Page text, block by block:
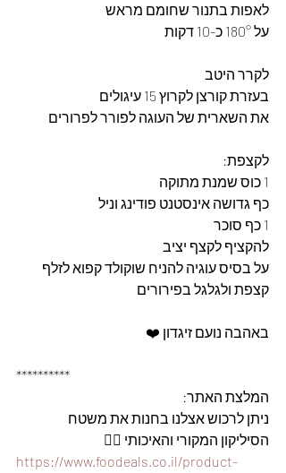
לאפות בתנור שחומם מראש
על 180° כ-10 דקות
לקרר היטב
בעזרת קורצן לקרוץ 15 עיגולים
את השארית של העוגה לפורר לפרורים
לקצפת:
1 כוס שמנת מתוקה
כף גדושה אינסטנט פודינג וניל
1 כף סוכר
להקציף לקצף יציב
על בסיס עוגיה להניח שוקולד קפוא לזלף
קצפת ולגלגל בפירורים
באהבה נועם זיגדון ❤️
**********
המלצת האתר:
ניתן לרכוש אצלנו בחנות את משטח
הסיליקון המקורי והאיכותי 👇🏽
https://www.foodeals.co.il/product-